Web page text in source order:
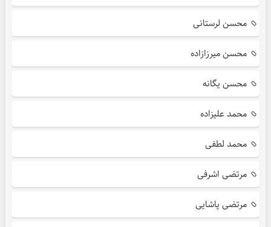
محسن لرستانی
محسن میرزازاده
محسن یگانه
محمد علیزاده
محمد لطفی
مرتضی اشرفی
مرتضی پاشایی